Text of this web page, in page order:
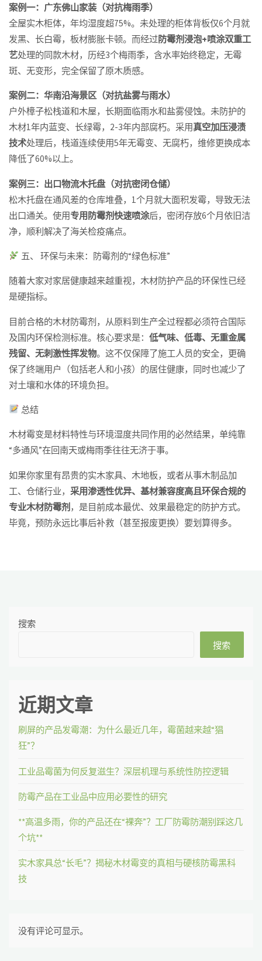
案例一：广东佛山家装（对抗梅雨季）
全屋实木柜体，年均湿度超75%。未处理的柜体背板仅6个月就
发黑、长白霉，板材膨胀卡顿。而经过防霉剂浸泡+喷涂双重工
艺处理的同款木材，历经3个梅雨季，含水率始终稳定，无霉
斑、无变形，完全保留了原木质感。
案例二：华南沿海景区（对抗盐雾与雨水）
户外樟子松栈道和木屋，长期面临雨水和盐雾侵蚀。未防护的
木材1年内蓝变、长绿霉，2-3年内部腐朽。采用真空加压浸渍
技术处理后，栈道连续使用5年无霉变、无腐朽，维修更换成本
降低了60%以上。
案例三：出口物流木托盘（对抗密闭仓储）
松木托盘在通风差的仓库堆叠，1个月就大面积发霉，导致无法
出口通关。使用专用防霉剂快速喷涂后，密闭存放6个月依旧洁
净，顺利解决了海关检疫痛点。
五、 环保与未来：防霉剂的“绿色标准”
随着大家对家居健康越来越重视，木材防护产品的环保性已经
是硬指标。
目前合格的木材防霉剂，从原料到生产全过程都必须符合国际
及国内环保检测标准。核心要求是：低气味、低毒、无重金属
残留、无刺激性挥发物。这不仅保障了施工人员的安全，更确
保了终端用户（包括老人和小孩）的居住健康，同时也减少了
对土壤和水体的环境负担。
总结
木材霉变是材料特性与环境湿度共同作用的必然结果，单纯靠
“多通风”在回南天或梅雨季往往无济于事。
如果你家里有昂贵的实木家具、木地板，或者从事木制品加
工、仓储行业， 采用渗透性优异、基材兼容度高且环保合规的
专业木材防霉剂 ，是目前成本最优、效果最稳定的防护方式。
毕竟，预防永远比事后补救（甚至报废更换）要划算得多。
搜索
搜索
近期文章
刷屏的产品发霉潮：为什么最近几年，霉菌越来越“猖
狂”？
工业品霉菌为何反复滋生？深层机理与系统性防控逻辑
防霉产品在工业品中应用必要性的研究
**高温多雨，你的产品还在“裸奔”？工厂防霉防潮别踩这几
个坑**
实木家具总“长毛”？揭秘木材霉变的真相与硬核防霉黑科
技
没有评论可显示。